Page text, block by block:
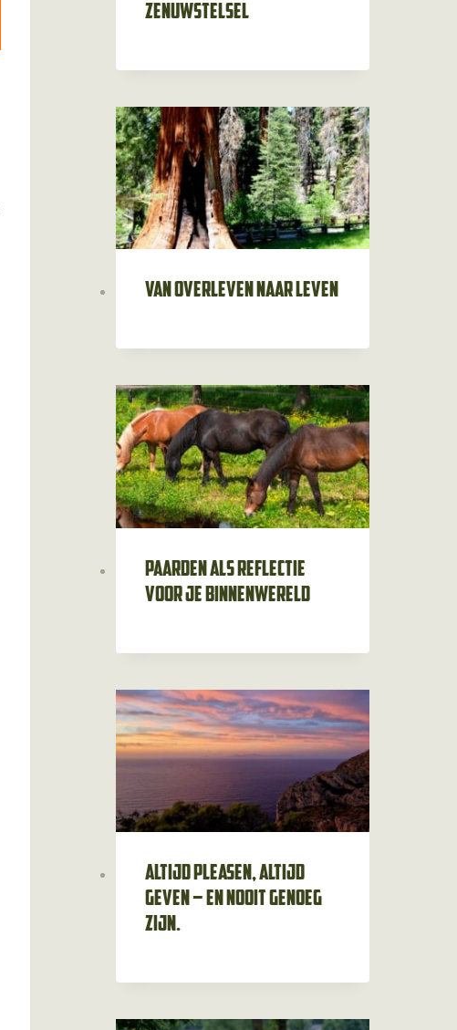
zenuwstelsel
Van overleven naar leven
Paarden als reflectie
voor je binnenwereld
Altijd pleasen, altijd
geven – en nooit genoeg
zijn.